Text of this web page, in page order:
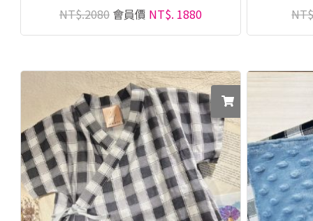
NT$.2080 會員價 NT$. 1880